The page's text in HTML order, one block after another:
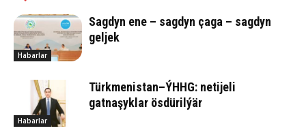
Habarlar
Sagdyn ene – sagdyn çaga – sagdyn
geljek
Habarlar
Türkmenistan–ÝHHG: netijeli
gatnaşyklar ösdürilýär